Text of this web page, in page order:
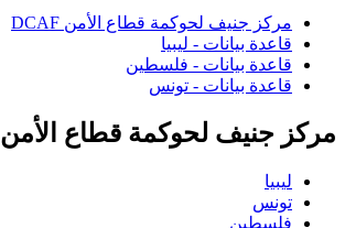
مركز جنيف لحوكمة قطاع الأمن DCAF
قاعدة بيانات - ليبيا
قاعدة بيانات - فلسطين
قاعدة بيانات - تونس
مركز جنيف لحوكمة قطاع الأمن
ليبيا
تونس
فلسطين